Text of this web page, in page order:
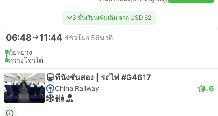
3 ชั้นเรียนเพิ่มเติม จาก USD 62
06:48 11:44 4ชั่วโมง 56นาที
กุ้ยหยาง
กวางโจวใต้
ที่นั่งชั้นสอง | รถไฟ #G4617
China Railway 4.6